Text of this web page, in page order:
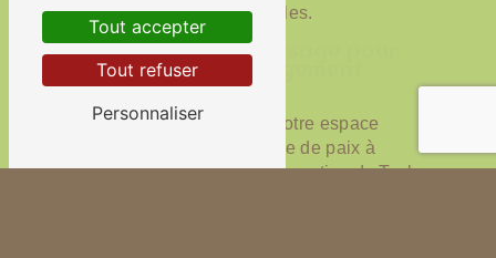
réalisations uniques et durables.
Contactez Techny Paysage pour
votre projet d'aménagement
paysager à Marignier
Vous souhaitez transformer votre espace
extérieur en un véritable havre de paix à
Marignier ? Faites appel à l'expertise de Techny
Tout accepter
Tout refuser
Personnaliser